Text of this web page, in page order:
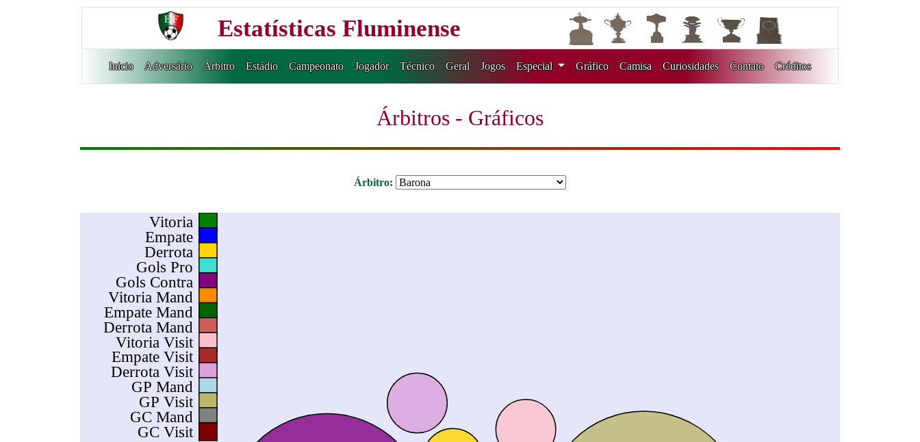
Estatísticas Fluminense
Inicio Adversário Árbitro Estádio Campeonato Jogador Técnico Geral Jogos Especial Gráfico Camisa Curiosidades Contato Créditos
Árbitros - Gráficos
Árbitro:
Vitoria
Empate
Derrota
Gols Pro
Gols Contra
Vitoria Mand
Empate Mand
Derrota Mand
Vitoria Visit
Empate Visit
Derrota Visit
GP Mand
GP Visit
GC Mand
GC Visit